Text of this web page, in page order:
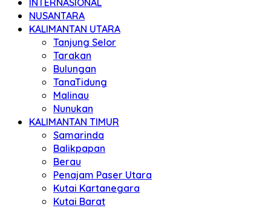
INTERNASIONAL
NUSANTARA
KALIMANTAN UTARA
Tanjung Selor
Tarakan
Bulungan
TanaTidung
Malinau
Nunukan
KALIMANTAN TIMUR
Samarinda
Balikpapan
Berau
Penajam Paser Utara
Kutai Kartanegara
Kutai Barat